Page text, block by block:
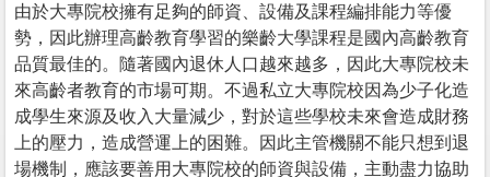
由於大專院校擁有足夠的師資、設備及課程編排能力等優
勢，因此辦理高齡教育學習的樂齡大學課程是國內高齡教育
品質最佳的。隨著國內退休人口越來越多，因此大專院校未
來高齡者教育的市場可期。不過私立大專院校因為少子化造
成學生來源及收入大量減少，對於這些學校未來會造成財務
上的壓力，造成營運上的困難。因此主管機關不能只想到退
場機制，應該要善用大專院校的師資與設備，主動盡力協助